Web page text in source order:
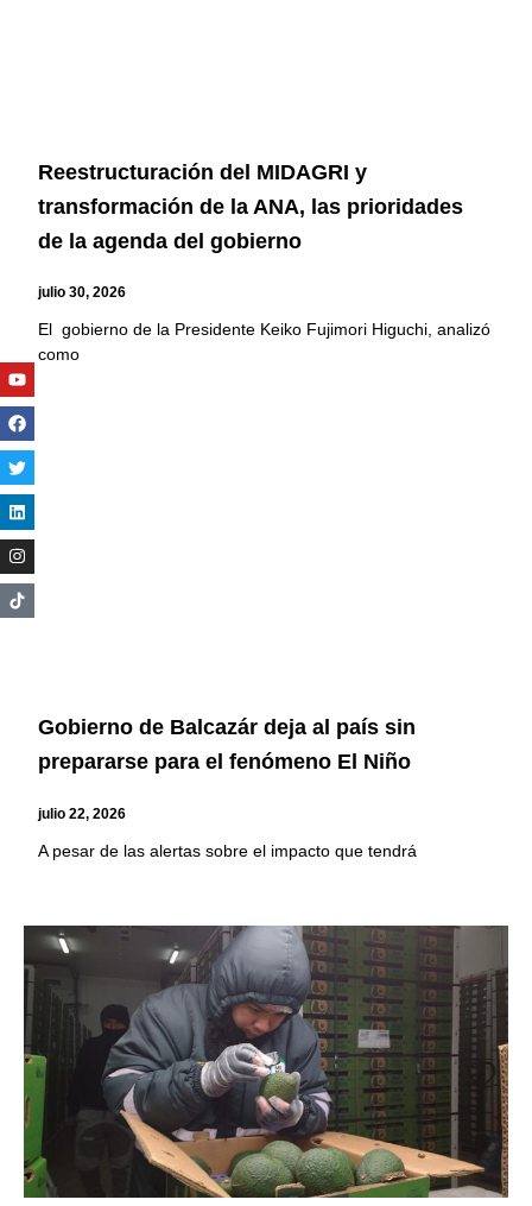
Reestructuración del MIDAGRI y
transformación de la ANA, las prioridades
de la agenda del gobierno
julio 30, 2026
El gobierno de la Presidente Keiko Fujimori Higuchi, analizó
como
Gobierno de Balcazár deja al país sin
prepararse para el fenómeno El Niño
julio 22, 2026
A pesar de las alertas sobre el impacto que tendrá
Youtube
Facebook
Twitter
Linkedin
Instagram